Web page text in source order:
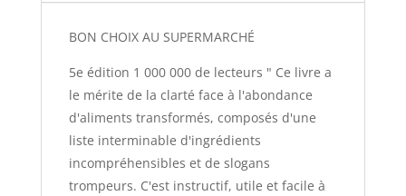
BON CHOIX AU SUPERMARCHÉ
5e édition 1 000 000 de lecteurs " Ce livre a
le mérite de la clarté face à l'abondance
d'aliments transformés, composés d'une
liste interminable d'ingrédients
incompréhensibles et de slogans
trompeurs. C'est instructif, utile et facile à